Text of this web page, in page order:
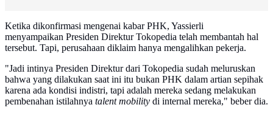
Ketika dikonfirmasi mengenai kabar PHK, Yassierli
menyampaikan Presiden Direktur Tokopedia telah membantah hal
tersebut. Tapi, perusahaan diklaim hanya mengalihkan pekerja.
"Jadi intinya Presiden Direktur dari Tokopedia sudah meluruskan
bahwa yang dilakukan saat ini itu bukan PHK dalam artian sepihak
karena ada kondisi indistri, tapi adalah mereka sedang melakukan
pembenahan istilahnya talent mobility di internal mereka," beber dia.